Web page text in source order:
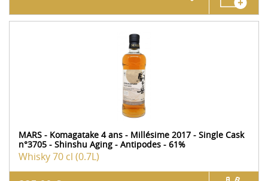
MARS - Komagatake 4 ans - Millésime 2017 - Single Cask
n°3705 - Shinshu Aging - Antipodes - 61%
Whisky70 cl (0.7L)